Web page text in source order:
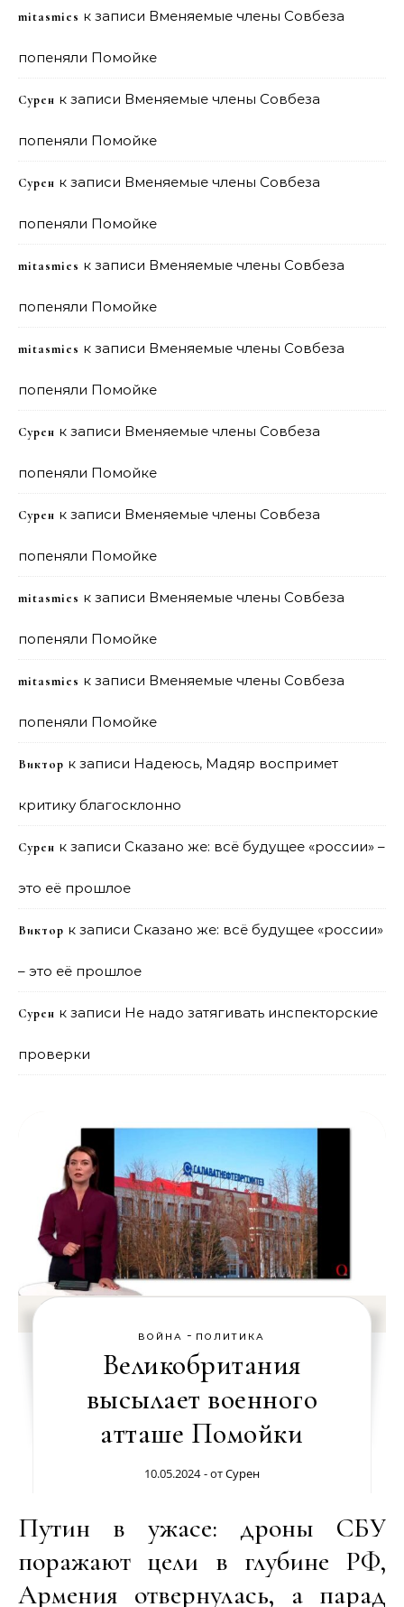
mitasmies к записи Вменяемые члены Совбеза
попеняли Помойке
Сурен к записи Вменяемые члены Совбеза
попеняли Помойке
Сурен к записи Вменяемые члены Совбеза
попеняли Помойке
mitasmies к записи Вменяемые члены Совбеза
попеняли Помойке
mitasmies к записи Вменяемые члены Совбеза
попеняли Помойке
Сурен к записи Вменяемые члены Совбеза
попеняли Помойке
Сурен к записи Вменяемые члены Совбеза
попеняли Помойке
mitasmies к записи Вменяемые члены Совбеза
попеняли Помойке
mitasmies к записи Вменяемые члены Совбеза
попеняли Помойке
Виктор к записи Надеюсь, Мадяр воспримет
критику благосклонно
Сурен к записи Сказано же: всё будущее «россии» –
это её прошлое
Виктор к записи Сказано же: всё будущее «россии»
– это её прошлое
Сурен к записи Не надо затягивать инспекторские
проверки
ВОЙНА - ПОЛИТИКА
Великобритания
высылает военного
атташе Помойки
10.05.2024 - отСурен
Путин в ужасе: дроны СБУ
поражают цели в глубине РФ,
Армения отвернулась, а парад